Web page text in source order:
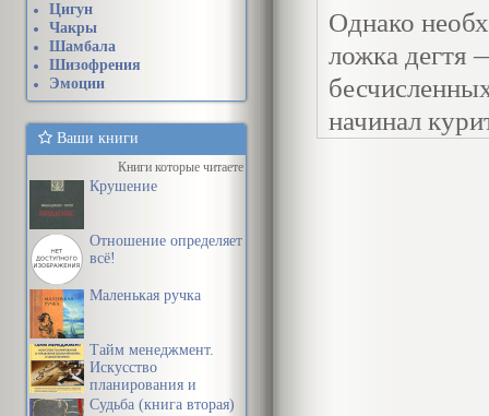
Цигун
Чакры
Шамбала
Шизофрения
Эмоции
Ваши книги
Книги которые читаете
Крушение
Отношение определяет
всё!
Маленькая ручка
Тайм менеджмент.
Искусство
планирования и
управления своим
Судьба (книга вторая)
Однако
ложка дегтя
начинал